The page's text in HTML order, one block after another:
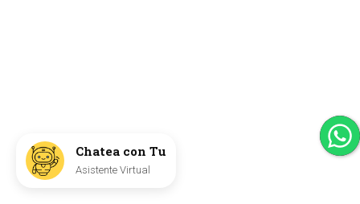
Chatea con Tu
Asistente Virtual